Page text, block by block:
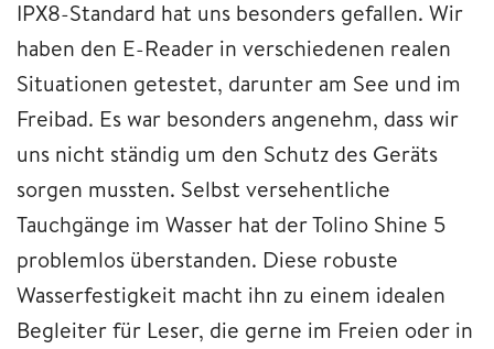
IPX8-Standard hat uns besonders gefallen. Wir
haben den E-Reader in verschiedenen realen
Situationen getestet, darunter am See und im
Freibad. Es war besonders angenehm, dass wir
uns nicht ständig um den Schutz des Geräts
sorgen mussten. Selbst versehentliche
Tauchgänge im Wasser hat der Tolino Shine 5
problemlos überstanden. Diese robuste
Wasserfestigkeit macht ihn zu einem idealen
Begleiter für Leser, die gerne im Freien oder in